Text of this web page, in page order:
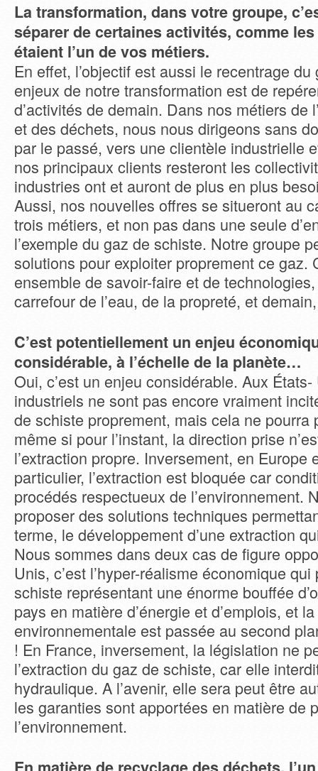
La transformation, dans votre groupe,
séparer de certaines activités, comme
étaient l’un de vos métiers.
En effet, l’objectif est aussi le recentrage
enjeux de notre transformation est de
d’activités de demain. Dans nos métiers de
et des déchets, nous nous dirigeons sans
par le passé, vers une clientèle industrielle
nos principaux clients resteront les
industries ont et auront de plus en plus
Aussi, nos nouvelles offres se situeront au
trois métiers, et non pas dans une seule
l’exemple du gaz de schiste. Notre groupe
solutions pour exploiter proprement ce gaz.
ensemble de savoir-faire et de
carrefour de l’eau, de la propreté, et
C’est potentiellement un enjeu
considérable, à l’échelle de la planète…
Oui, c’est un enjeu considérable. Aux
industriels ne sont pas encore vraiment
de schiste proprement, mais cela ne pourra
même si pour l’instant, la direction prise
l’extraction propre. Inversement, en Europe
particulier, l’extraction est bloquée car
procédés respectueux de l’environnement.
proposer des solutions techniques
terme, le développement d’une extraction
Nous sommes dans deux cas de figure
Unis, c’est l’hyper-réalisme économique
schiste représentant une énorme bouffée
pays en matière d’énergie et d’emplois, et
environnementale est passée au second
! En France, inversement, la législation ne
l’extraction du gaz de schiste, car elle
hydraulique. A l’avenir, elle sera peut être
les garanties sont apportées en matière de
l’environnement.